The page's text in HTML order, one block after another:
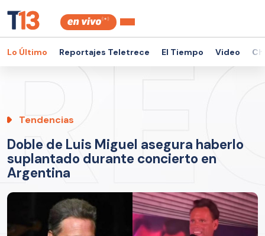
Lo Último Reportajes Teletrece El Tiempo Video
Tendencias
Doble de Luis Miguel asegura haberlo
suplantado durante concierto en
Argentina